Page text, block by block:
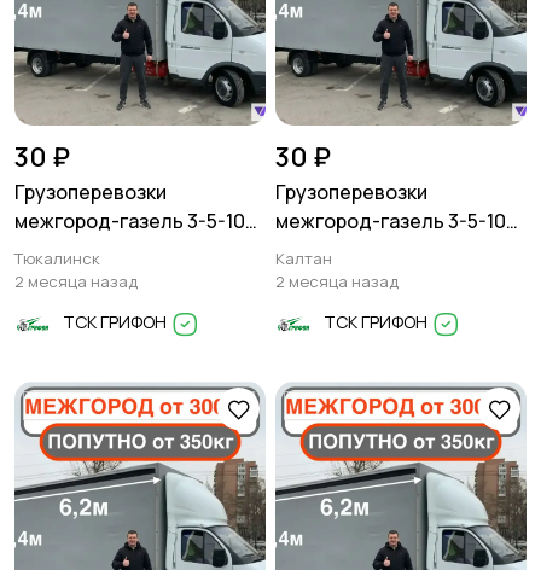
30 ₽
Грузоперевозки
межгород-газель 3-5-10
тонн
Тюкалинск
2 месяца назад
ТСК ГРИФОН
30 ₽
Грузоперевозки
межгород-газель 3-5-10
тонн
Калтан
2 месяца назад
ТСК ГРИФОН